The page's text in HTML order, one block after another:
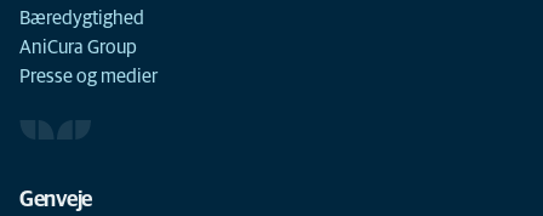
Bæredygtighed
AniCura Group
Presse og medier
Genveje